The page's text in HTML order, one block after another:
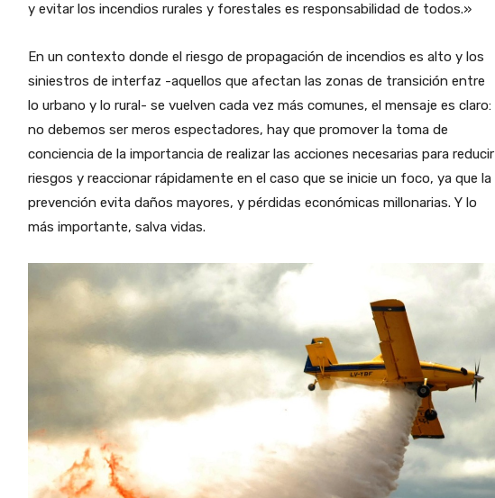
y evitar los incendios rurales y forestales es responsabilidad de todos.»
En un contexto donde el riesgo de propagación de incendios es alto y los
siniestros de interfaz -aquellos que afectan las zonas de transición entre
lo urbano y lo rural- se vuelven cada vez más comunes, el mensaje es claro:
no debemos ser meros espectadores, hay que promover la toma de
conciencia de la importancia de realizar las acciones necesarias para reducir
riesgos y reaccionar rápidamente en el caso que se inicie un foco, ya que la
prevención evita daños mayores, y pérdidas económicas millonarias. Y lo
más importante, salva vidas.